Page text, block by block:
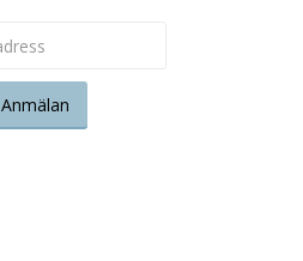
Anmälan